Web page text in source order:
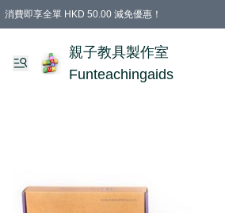
消費即享全單 HKD 50.00 減免優惠！
購物滿 HKD 699.00即享免運費優惠！（適用於 特定
凡購物滿HKD 699.00，即享免費禮品
親子教具製作室
Funteachingaids